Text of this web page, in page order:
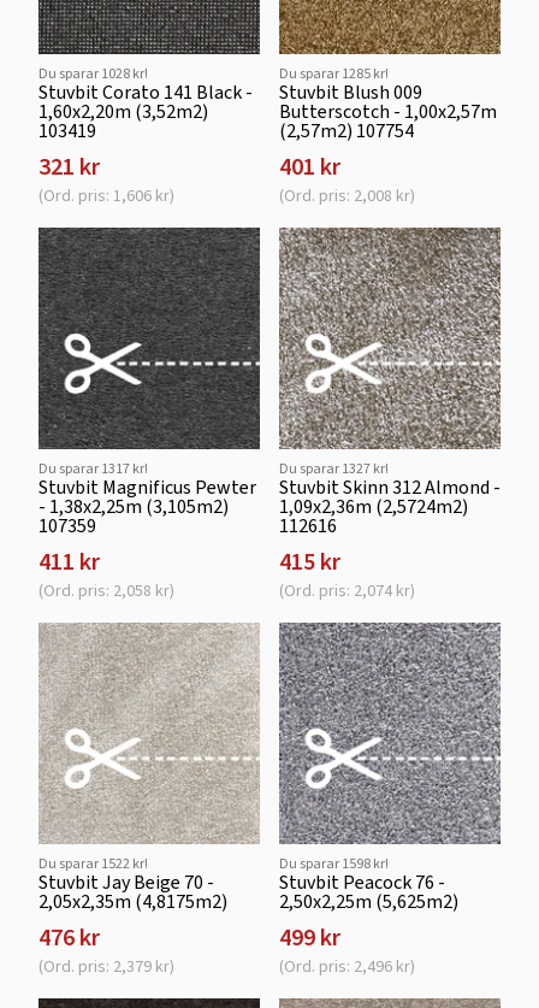
Du sparar 1028 kr!
Stuvbit Corato 141 Black -
1,60x2,20m (3,52m2)
103419
321 kr
(Ord. pris: 1,606 kr)
Du sparar 1285 kr!
Stuvbit Blush 009
Butterscotch - 1,00x2,57m
(2,57m2) 107754
401 kr
(Ord. pris: 2,008 kr)
Du sparar 1317 kr!
Stuvbit Magnificus Pewter
- 1,38x2,25m (3,105m2)
107359
411 kr
(Ord. pris: 2,058 kr)
Du sparar 1327 kr!
Stuvbit Skinn 312 Almond -
1,09x2,36m (2,5724m2)
112616
415 kr
(Ord. pris: 2,074 kr)
Du sparar 1522 kr!
Stuvbit Jay Beige 70 -
2,05x2,35m (4,8175m2)
476 kr
(Ord. pris: 2,379 kr)
Du sparar 1598 kr!
Stuvbit Peacock 76 -
2,50x2,25m (5,625m2)
499 kr
(Ord. pris: 2,496 kr)